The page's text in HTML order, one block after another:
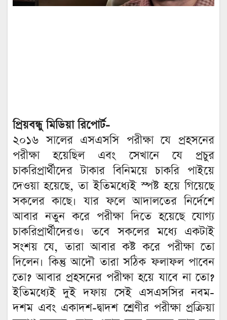
প্রিয়বন্ধু মিডিয়া রিপোর্ট-
২০১৬ সালের এসএসসি পরীক্ষা যে প্রহসনের
পরীক্ষা হয়েছিল এবং সেখানে যে প্রচুর
চাকরিপ্রার্থীদের টাকার বিনিময়ে চাকরি পাইয়ে
দেওয়া হয়েছে, তা ইতিমধ্যেই স্পষ্ট হয়ে গিয়েছে
সকলের কাছে। যার ফলে আদালতের নির্দেশে
আবার নতুন করে পরীক্ষা দিতে হয়েছে যোগ্য
চাকরিপ্রার্থীদেরও। তবে সকলের মধ্যে একটাই
সংশয় যে, তারা আবার কষ্ট করে পরীক্ষা তো
দিলেন। কিন্তু আদৌ তারা সঠিক ফলাফল পাবেন
তো? আবার প্রহসনের পরীক্ষা হয়ে যাবে না তো?
ইতিমধ্যেই দুই দফায় সেই এসএসসির নবম-
দশম এবং একাদশ-দ্বাদশ শ্রেণীর পরীক্ষা প্রক্রিয়া